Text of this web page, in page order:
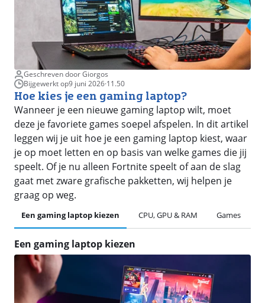
Geschreven door Giorgos
Bijgewerkt op9 juni 2026·11.50
Hoe kies je een gaming laptop?
Wanneer je een nieuwe gaming laptop wilt, moet
deze je favoriete games soepel afspelen. In dit artikel
leggen wij je uit hoe je een gaming laptop kiest, waar
je op moet letten en op basis van welke games die jij
speelt. Of je nu alleen Fortnite speelt of aan de slag
gaat met zware grafische pakketten, wij helpen je
graag op weg.
Een gaming laptop kiezen CPU, GPU & RAM Games
Een gaming laptop kiezen